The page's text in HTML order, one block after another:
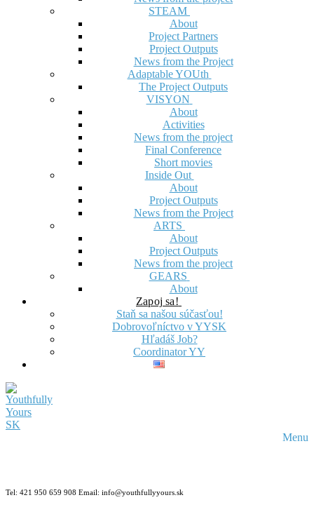
STEAM
About
Project Partners
Project Outputs
News from the Project
Adaptable YOUth
The Project Outputs
VISYON
About
Activities
News from the project
Final Conference
Short movies
Inside Out
About
Project Outputs
News from the Project
ARTS
About
Project Outputs
News from the project
GEARS
About
Zapoj sa!
Staň sa našou súčasťou!
Dobrovoľníctvo v YYSK
Hľadáš Job?
Coordinator YY
Menu
Tel: 421 950 659 908 Email: info@youthfullyyours.sk